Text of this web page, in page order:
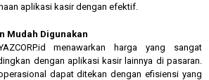
aplikasi kasir dengan efektif.
Mudah Digunakan
menawarkan harga yang sangat
dengan aplikasi kasir lainnya di pasaran.
dapat ditekan dengan efisiensi yang